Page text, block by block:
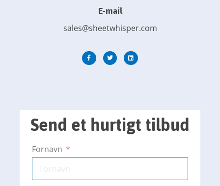
E-mail
sales@sheetwhisper.com
Send et hurtigt tilbud
Fornavn